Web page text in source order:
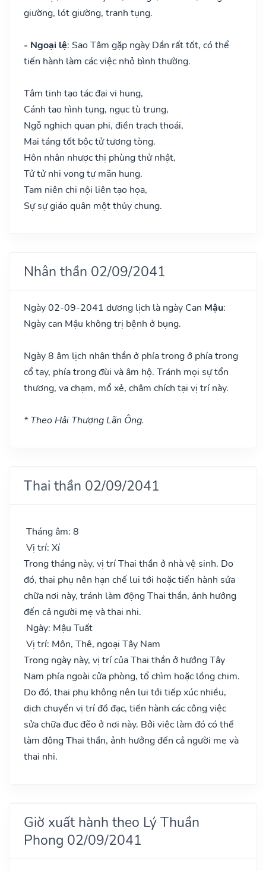
giường, lót giường, tranh tụng.
- Ngoại lệ: Sao Tâm gặp ngày Dần rất tốt, có thể
tiến hành làm các việc nhỏ bình thường.
Tâm tinh tạo tác đại vi hung,
Cánh tao hình tụng, ngục tù trung,
Ngỗ nghịch quan phi, điền trạch thoái,
Mai táng tốt bộc tử tương tòng.
Hôn nhân nhược thị phùng thử nhật,
Tử tử nhi vong tự mãn hung.
Tam niên chi nội liên tạo họa,
Sự sự giáo quân một thủy chung.
Nhân thần 02/09/2041
Ngày 02-09-2041 dương lịch là ngày Can Mậu:
Ngày can Mậu không trị bệnh ở bụng.
Ngày 8 âm lịch nhân thần ở phía trong ở phía trong
cổ tay, phía trong đùi và âm hộ. Tránh mọi sự tổn
thương, va chạm, mổ xẻ, châm chích tại vị trí này.
* Theo Hải Thượng Lãn Ông.
Thai thần 02/09/2041
Tháng âm: 8
Vị trí: Xí
Trong tháng này, vị trí Thai thần ở nhà vệ sinh. Do
đó, thai phụ nên hạn chế lui tới hoặc tiến hành sửa
chữa nơi này, tránh làm động Thai thần, ảnh hưởng
đến cả người mẹ và thai nhi.
Ngày: Mậu Tuất
Vị trí: Môn, Thê, ngoại Tây Nam
Trong ngày này, vị trí của Thai thần ở hướng Tây
Nam phía ngoài cửa phòng, tổ chìm hoặc lồng chim.
Do đó, thai phụ không nên lui tới tiếp xúc nhiều,
dịch chuyển vị trí đồ đạc, tiến hành các công việc
sửa chữa đục đẽo ở nơi này. Bởi việc làm đó có thể
làm động Thai thần, ảnh hưởng đến cả người mẹ và
thai nhi.
Giờ xuất hành theo Lý Thuần
Phong 02/09/2041